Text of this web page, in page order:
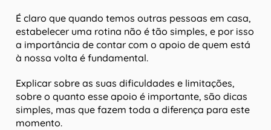
É claro que quando temos outras pessoas em casa,
estabelecer uma rotina não é tão simples, e por isso
a importância de contar com o apoio de quem está
à nossa volta é fundamental.
Explicar sobre as suas dificuldades e limitações,
sobre o quanto esse apoio é importante, são dicas
simples, mas que fazem toda a diferença para este
momento.